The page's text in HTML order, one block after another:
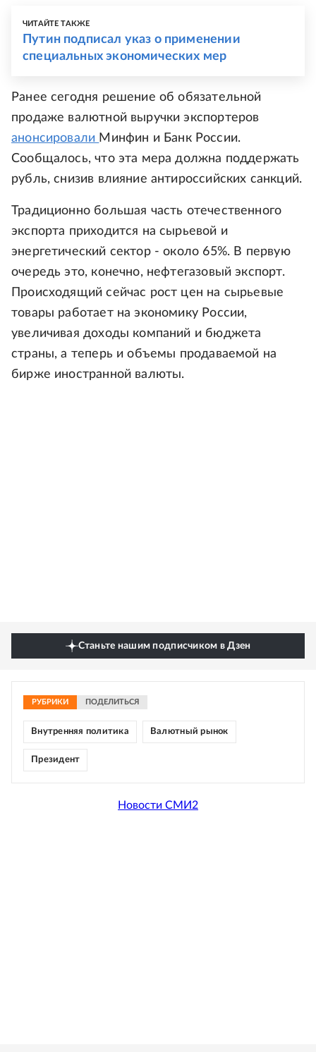
ЧИТАЙТЕ ТАКЖЕ
Путин подписал указ о применении
специальных экономических мер
Ранее сегодня решение об обязательной
продаже валютной выручки экспортеров
анонсировали Минфин и Банк России.
Сообщалось, что эта мера должна поддержать
рубль, снизив влияние антироссийских санкций.
Традиционно большая часть отечественного
экспорта приходится на сырьевой и
энергетический сектор - около 65%. В первую
очередь это, конечно, нефтегазовый экспорт.
Происходящий сейчас рост цен на сырьевые
товары работает на экономику России,
увеличивая доходы компаний и бюджета
страны, а теперь и объемы продаваемой на
бирже иностранной валюты.
Станьте нашим подписчиком в Дзен
РУБРИКИ ПОДЕЛИТЬСЯ
Внутренняя политика Валютный рынок
Президент
Новости СМИ2